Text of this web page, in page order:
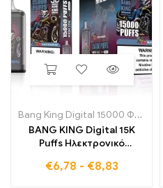
Bang King Digital 15000 Φουσκώματα
BANG KING Digital 15K
Puffs Ηλεκτρονικό
υψηλής απόδοσης με
€6,78 - €8,83